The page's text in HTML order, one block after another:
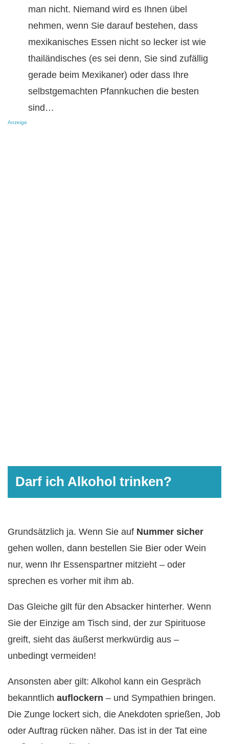
man nicht. Niemand wird es Ihnen übel
nehmen, wenn Sie darauf bestehen, dass
mexikanisches Essen nicht so lecker ist wie
thailändisches (es sei denn, Sie sind zufällig
gerade beim Mexikaner) oder dass Ihre
selbstgemachten Pfannkuchen die besten
sind…
Anzeige
Darf ich Alkohol trinken?
Grundsätzlich ja. Wenn Sie auf Nummer sicher
gehen wollen, dann bestellen Sie Bier oder Wein
nur, wenn Ihr Essenspartner mitzieht – oder
sprechen es vorher mit ihm ab.
Das Gleiche gilt für den Absacker hinterher. Wenn
Sie der Einzige am Tisch sind, der zur Spirituose
greift, sieht das äußerst merkwürdig aus –
unbedingt vermeiden!
Ansonsten aber gilt: Alkohol kann ein Gespräch
bekanntlich auflockern – und Sympathien bringen.
Die Zunge lockert sich, die Anekdoten sprießen, Job
oder Auftrag rücken näher. Das ist in der Tat eine